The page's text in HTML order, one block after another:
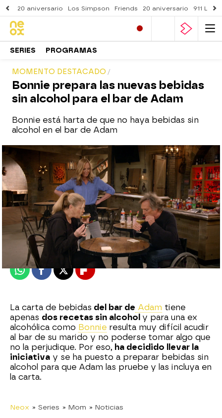
20 aniversario Los Simpson Friends 20 aniversario 911
SERIES PROGRAMAS
MOMENTO DESTACADO
Bonnie prepara las nuevas bebidas
sin alcohol para el bar de Adam
Bonnie está harta de que no haya bebidas sin
alcohol en el bar de Adam
neox
Madrid
Publicado: 05 de marzo de 2021, 02:01
WhatsappFacebook
X Flipboard
La carta de bebidas del bar de Adam tiene
apenas dos recetas sin alcohol y para una ex
alcohólica como Bonnie resulta muy difícil acudir
al bar de su marido y no poderse tomar algo que
no la perjudique. Por eso, ha decidido llevar la
iniciativa y se ha puesto a preparar bebidas sin
alcohol para que Adam las pruebe y las incluya en
la carta.
Neox » Series » Mom » Noticias